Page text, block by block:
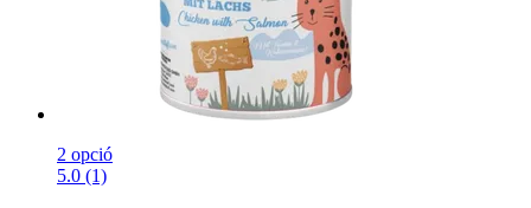
2 opció
5.0 (1)